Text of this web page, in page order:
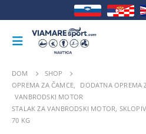
DOM
SHOP
OPREMA ZA ČAMCE, DODATNA OPREMA
VANBRODSKI MOTOR
STALAK ZA VANBRODSKI MOTOR,
70 KG